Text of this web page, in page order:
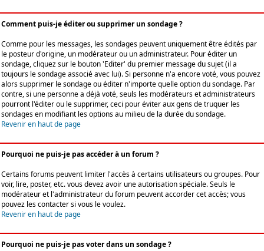
Comment puis-je éditer ou supprimer un sondage ?
Comme pour les messages, les sondages peuvent uniquement être édités par
le posteur d'origine, un modérateur ou un administrateur. Pour éditer un
sondage, cliquez sur le bouton 'Editer' du premier message du sujet (il a
toujours le sondage associé avec lui). Si personne n'a encore voté, vous pouvez
alors supprimer le sondage ou éditer n'importe quelle option du sondage. Par
contre, si une personne a déjà voté, seuls les modérateurs et administrateurs
pourront l'éditer ou le supprimer, ceci pour éviter aux gens de truquer les
sondages en modifiant les options au milieu de la durée du sondage.
Revenir en haut de page
Pourquoi ne puis-je pas accéder à un forum ?
Certains forums peuvent limiter l'accès à certains utilisateurs ou groupes. Pour
voir, lire, poster, etc. vous devez avoir une autorisation spéciale. Seuls le
modérateur et l'administrateur du forum peuvent accorder cet accès; vous
pouvez les contacter si vous le voulez.
Revenir en haut de page
Pourquoi ne puis-je pas voter dans un sondage ?